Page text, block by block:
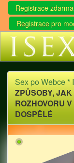
Registrace
Registrace pro
Sex po Webce *
ZPŮSOBY,
ROZHOVORU
DOSPĚLÉ